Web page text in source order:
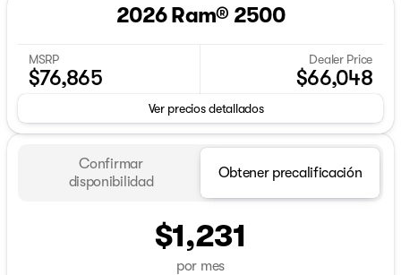
2026 Ram® 2500
MSRP
$76,865
Dealer Price
$66,048
Ver precios detallados
Confirmar
disponibilidad
Obtener precalificación
$1,231
por mes